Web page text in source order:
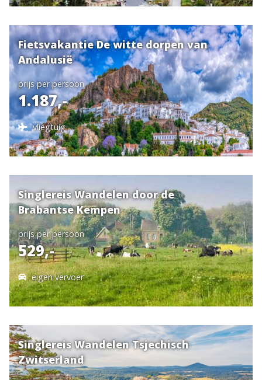
Fietsvakantie De witte dorpen van
Andalusië
prijs per persoon
1.187,-
vliegtuig
Singlereis Wandelen door de
Brabantse Kempen
prijs per persoon
529,-
eigen vervoer
Singlereis Wandelen Tsjechisch
Zwitserland